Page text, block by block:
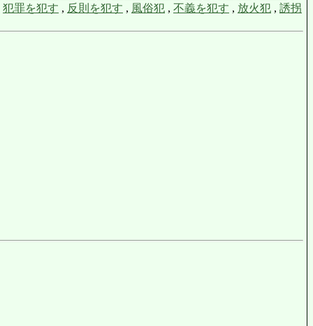
犯罪を犯す , 反則を犯す , 風俗犯 , 不義を犯す , 放火犯 , 誘拐